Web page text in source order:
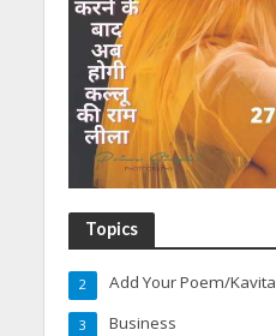
Topics
Add Your Poem/Kavita
2
Business
3